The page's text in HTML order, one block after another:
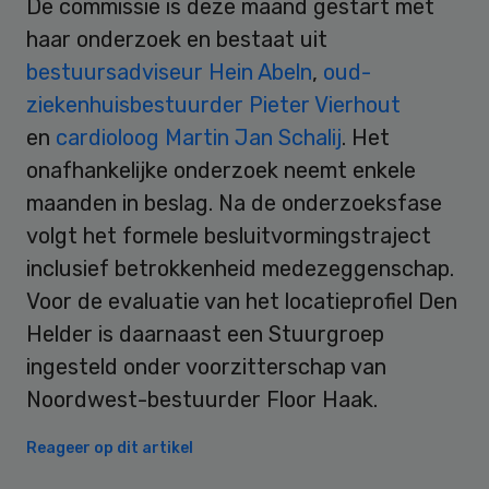
De commissie is deze maand gestart met
haar onderzoek en bestaat uit
bestuursadviseur Hein Abeln, oud-
ziekenhuisbestuurder Pieter Vierhout
en cardioloog Martin Jan Schalij. Het
onafhankelijke onderzoek neemt enkele
maanden in beslag. Na de onderzoeksfase
volgt het formele besluitvormingstraject
inclusief betrokkenheid medezeggenschap.
Voor de evaluatie van het locatieprofiel Den
Helder is daarnaast een Stuurgroep
ingesteld onder voorzitterschap van
Noordwest-bestuurder Floor Haak.
Reageer op dit artikel